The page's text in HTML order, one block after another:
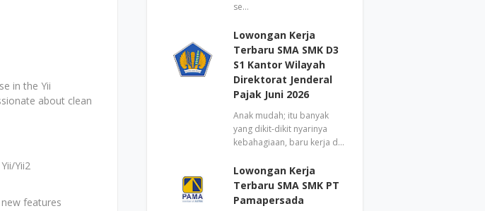
in the Yii
about clean
Yii2
features
se…
Lowongan Kerja
Terbaru SMA SMK D3
S1 Kantor Wilayah
Direktorat Jenderal
Pajak Juni 2026
Anak mudah; itu banyak
yang dikit-dikit nyarinya
kebahagiaan, baru kerja d…
Lowongan Kerja
Terbaru SMA SMK PT
Pamapersada